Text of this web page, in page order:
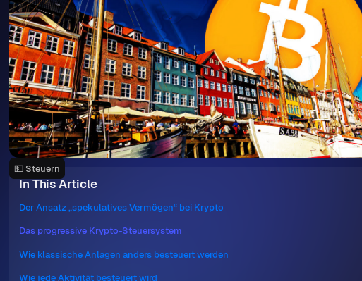
💵 Steuern
In This Article
Der Ansatz „spekulatives Vermögen“ bei Krypto
Das progressive Krypto-Steuersystem
Wie klassische Anlagen anders besteuert werden
Wie jede Aktivität besteuert wird